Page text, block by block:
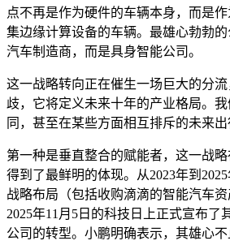
点不再是作为硬件的车辆本身，而是
集边缘计算设备的车辆。最雄心勃勃
汽车制造商，而是具身智能公司。
这一战略转向正在催生一场巨大的分
歧，它将定义未来十年的产业格局。
同，甚至在某些方面相互排斥的未来出
第一种是垂直整合的赋能者，这一战
得到了最鲜明的体现。从2023年到
战略布局（包括收购滴滴的智能汽车
2025年11月5日的科技日上正式宣布了
公司的转型。小鹏明确表示，其雄心